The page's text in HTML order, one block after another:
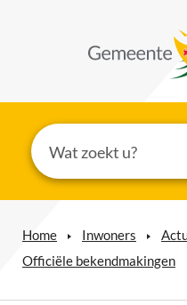
Home Inwoners
Officiële bekendmakingen